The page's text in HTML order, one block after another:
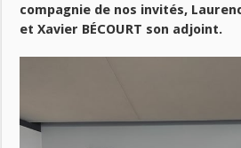
compagnie de nos invités,
et Xavier BÉCOURT son adjoint.